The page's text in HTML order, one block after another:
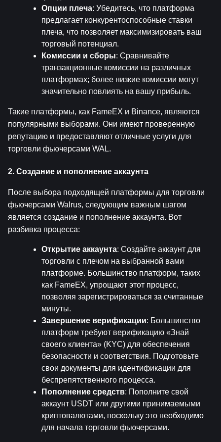
Опции плеча: Убедитесь, что платформа
предлагает конкурентоспособные ставки
плеча, что позволяет максимизировать ваш
торговый потенциал.
Комиссии и сборы: Сравнивайте
транзакционные комиссии на различных
платформах; более низкие комиссии могут
значительно повлиять на вашу прибыль.
Такие платформы, как FameEX и Binance, являются
популярными выборами. Они имеют проверенную
репутацию и предоставляют отличные услуги для
торговли фьючерсами WAL.
2. Создание и пополнение аккаунта
После выбора подходящей платформы для торговли
фьючерсами Walrus, следующим важным шагом
является создание и пополнение аккаунта. Вот
разбивка процесса:
Открытие аккаунта: Создайте аккаунт для
торговли с плечом на выбранной вами
платформе. Большинство платформ, таких
как FameEX, упрощают этот процесс,
позволяя зарегистрироваться за считанные
минуты.
Завершение верификации: Большинство
платформ требуют верификацию «Знай
своего клиента» (KYC) для обеспечения
безопасности и соответствия. Подготовьте
свои документы для идентификации для
беспрепятственного процесса.
Пополнение средств: Пополните свой
аккаунт USDT или другими принимаемыми
криптовалютами, поскольку это необходимо
для начала торговли фьючерсами.